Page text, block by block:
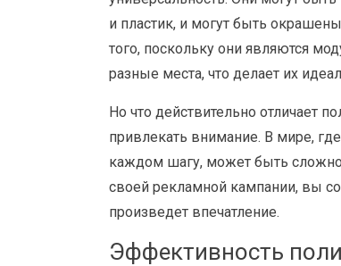
и пластик, и могут быть
того, поскольку они являются
разные места, что делает их
Но что действительно отличает
привлекать внимание. В мире,
каждом шагу, может быть
своей рекламной кампании, вы
произведет впечатление.
Эффективность